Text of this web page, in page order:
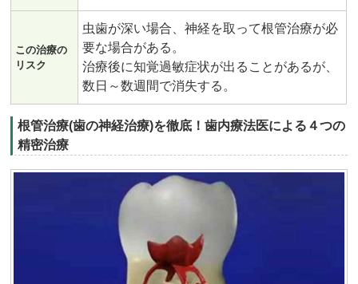
この治療の
リスク
虫歯が深い場合、神経を取って根管治療が必
要な場合がある。
治療後に知覚過敏症状が出ることがあるが、
数日～数週間で消失する。
根管治療(歯の神経治療)を徹底！歯内療法医による４つの
精密治療